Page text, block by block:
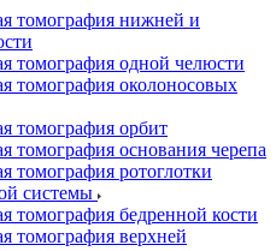
томография нижней и
томография одной челюсти
томография околоносовых
томография орбит
томография основания черепа
томография ротоглотки
системы
томография бедренной кости
томография верхней